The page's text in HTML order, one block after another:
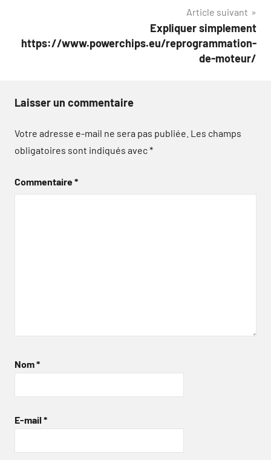
Article suivant
Expliquer simplement
https://www.powerchips.eu/reprogrammation-
de-moteur/
Laisser un commentaire
Votre adresse e-mail ne sera pas publiée. Les champs
obligatoires sont indiqués avec*
Commentaire*
Nom*
E-mail *